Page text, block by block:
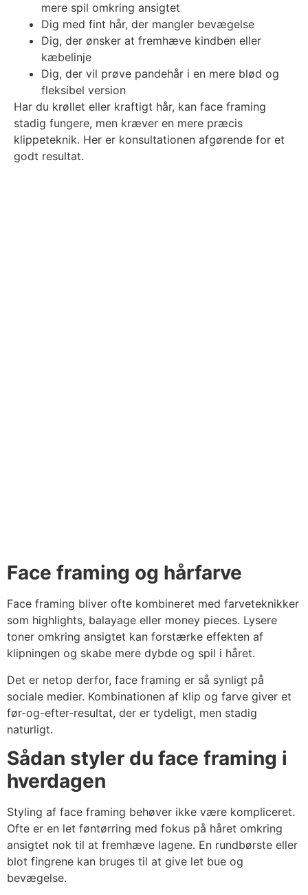
mere spil omkring ansigtet
Dig med fint hår, der mangler bevægelse
Dig, der ønsker at fremhæve kindben eller
kæbelinje
Dig, der vil prøve pandehår i en mere blød og
fleksibel version
Har du krøllet eller kraftigt hår, kan face framing
stadig fungere, men kræver en mere præcis
klippeteknik. Her er konsultationen afgørende for et
godt resultat.
Face framing og hårfarve
Face framing bliver ofte kombineret med farveteknikker
som highlights, balayage eller money pieces. Lysere
toner omkring ansigtet kan forstærke effekten af
klipningen og skabe mere dybde og spil i håret.
Det er netop derfor, face framing er så synligt på
sociale medier. Kombinationen af klip og farve giver et
før-og-efter-resultat, der er tydeligt, men stadig
naturligt.
Sådan styler du face framing i
hverdagen
Styling af face framing behøver ikke være kompliceret.
Ofte er en let føntørring med fokus på håret omkring
ansigtet nok til at fremhæve lagene. En rundbørste eller
blot fingrene kan bruges til at give let bue og
bevægelse.